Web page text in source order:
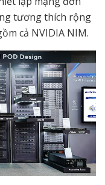
tương thích rộng
cả NVIDIA NIM.